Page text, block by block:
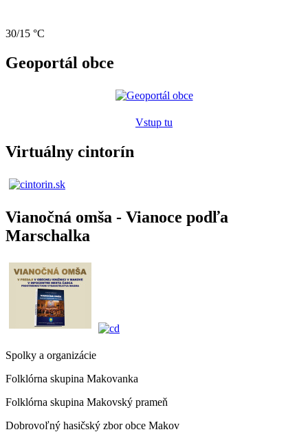
30/15 °C
Geoportál obce
Vstup tu
Virtuálny cintorín
Vianočná omša - Vianoce podľa
Marschalka
Spolky a organizácie
Folklórna skupina Makovanka
Folklórna skupina Makovský prameň
Dobrovoľný hasičský zbor obce Makov